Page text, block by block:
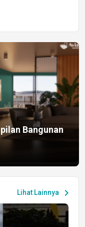
Bangunan
Lihat Lainnya chevron_right